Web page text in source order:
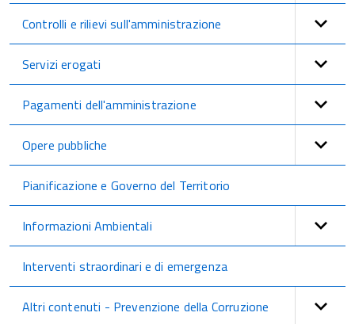
Controlli e rilievi sull'amministrazione
Servizi erogati
Pagamenti dell'amministrazione
Opere pubbliche
Pianificazione e Governo del Territorio
Informazioni Ambientali
Interventi straordinari e di emergenza
Altri contenuti - Prevenzione della Corruzione